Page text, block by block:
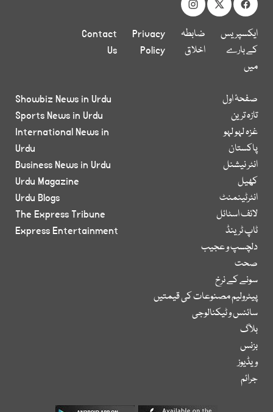
ایکسپریس
کے بارے
میں
ضابطہ
اخلاق
Privacy
Policy
Contact
Us
صفحۂ اول
تازہ ترین
غزہ لہو لہو
پاکستان
انٹر نیشنل
کھیل
انٹرٹینمنٹ
لائف اسٹائل
ٹاپ ٹرینڈ
دلچسپ و عجیب
صحت
سونے کے نرخ
پیٹرولیم مصنوعات کی قیمتیں
سائنس و ٹیکنالوجی
بلاگ
بزنس
ویڈیوز
جرائم
Showbiz News in Urdu
Sports News in Urdu
International News in
Urdu
Business News in Urdu
Urdu Magazine
Urdu Blogs
The Express Tribune
Express Entertainment